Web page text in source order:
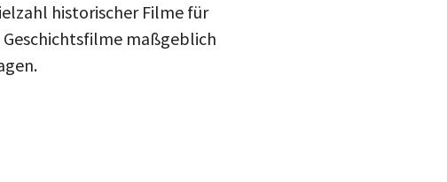
historischer Filme für
maßgeblich